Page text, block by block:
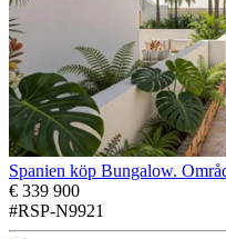
Spanien köp Bungalow.
€ 339 900
#RSP-N9921